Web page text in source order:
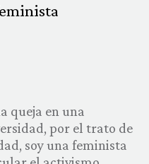
queja en una
por el trato de
soy una feminista